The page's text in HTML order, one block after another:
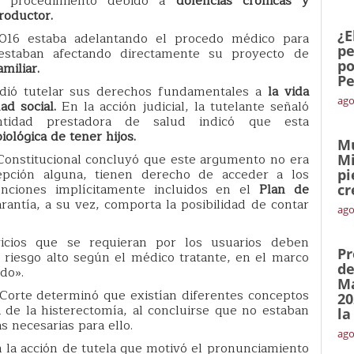
estaba adelantando el procedo médico para
afectando directamente su proyecto de
tutelar sus derechos fundamentales a la vida
social. En la acción judicial, la tutelante señaló
prestadora de salud indicó que esta
de tener hijos.
concluyó que este argumento no era
alguna, tienen derecho de acceder a los
implícitamente incluidos en el Plan de
a su vez, comporta la posibilidad de contar
que se requieran por los usuarios deben
alto según el médico tratante, en el marco
determinó que existían diferentes conceptos
la histerectomía, al concluirse que no estaban
necesarias para ello.
acción de tutela que motivó el pronunciamiento
la